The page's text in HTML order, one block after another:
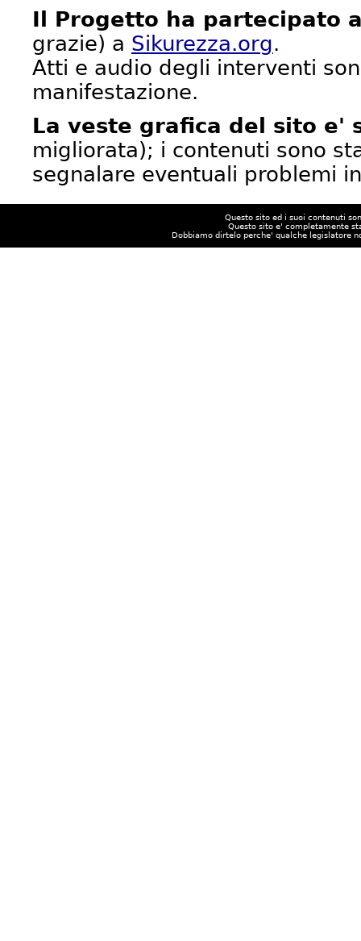
Il Progetto ha partecipato
grazie) a Sikurezza.org.
Atti e audio degli interventi
manifestazione.
La veste grafica del sito e'
migliorata); i contenuti sono
segnalare eventuali problemi
Questo sito ed i suoi contenuti
Questo sito e' completamente
Dobbiamo dirtelo perche' qualche legislatore